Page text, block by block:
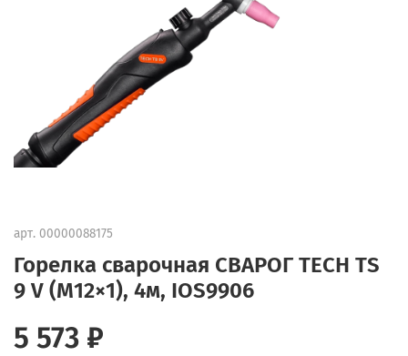
арт. 00000088175
Горелка сварочная СВАРОГ TECH TS
9 V (M12×1), 4м, IOS9906
5 573 ₽